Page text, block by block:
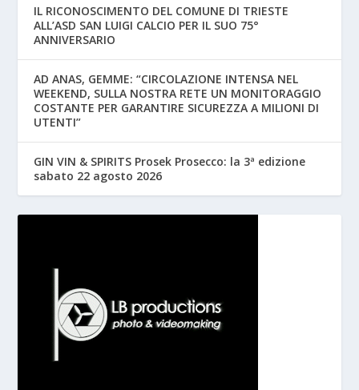
IL RICONOSCIMENTO DEL COMUNE DI TRIESTE
ALL’ASD SAN LUIGI CALCIO PER IL SUO 75°
ANNIVERSARIO
AD ANAS, GEMME: “CIRCOLAZIONE INTENSA NEL
WEEKEND, SULLA NOSTRA RETE UN MONITORAGGIO
COSTANTE PER GARANTIRE SICUREZZA A MILIONI DI
UTENTI”
GIN VIN & SPIRITS Prosek Prosecco: la 3ª edizione
sabato 22 agosto 2026